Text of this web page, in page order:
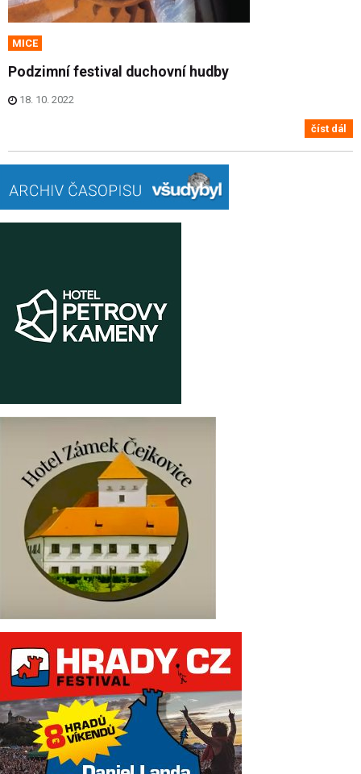
MICE
Podzimní festival duchovní hudby
18. 10. 2022
číst dál